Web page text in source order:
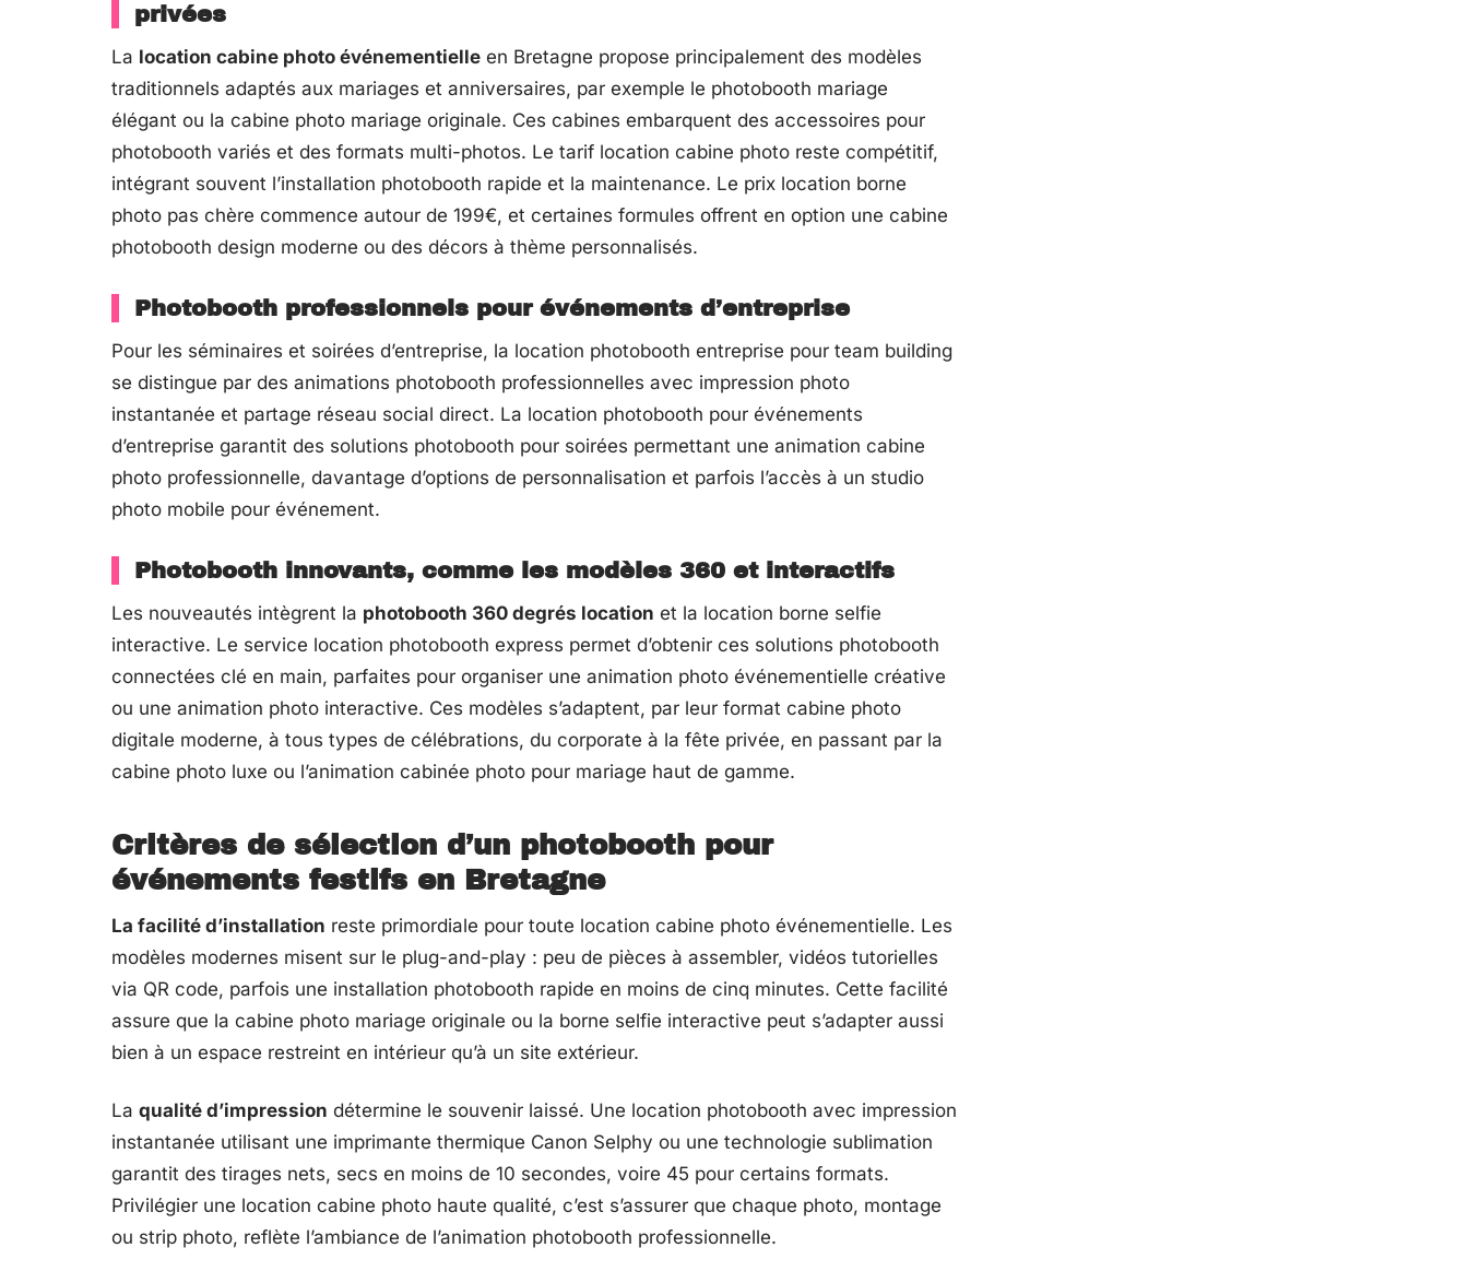
privées
La location cabine photo événementielle en Bretagne propose principalement des modèles
traditionnels adaptés aux mariages et anniversaires, par exemple le photobooth mariage
élégant ou la cabine photo mariage originale. Ces cabines embarquent des accessoires pour
photobooth variés et des formats multi-photos. Le tarif location cabine photo reste compétitif,
intégrant souvent l’installation photobooth rapide et la maintenance. Le prix location borne
photo pas chère commence autour de 199€, et certaines formules offrent en option une cabine
photobooth design moderne ou des décors à thème personnalisés.
Photobooth professionnels pour événements d’entreprise
Pour les séminaires et soirées d’entreprise, la location photobooth entreprise pour team building
se distingue par des animations photobooth professionnelles avec impression photo
instantanée et partage réseau social direct. La location photobooth pour événements
d’entreprise garantit des solutions photobooth pour soirées permettant une animation cabine
photo professionnelle, davantage d’options de personnalisation et parfois l’accès à un studio
photo mobile pour événement.
Photobooth innovants, comme les modèles 360 et interactifs
Les nouveautés intègrent la photobooth 360 degrés location et la location borne selfie
interactive. Le service location photobooth express permet d’obtenir ces solutions photobooth
connectées clé en main, parfaites pour organiser une animation photo événementielle créative
ou une animation photo interactive. Ces modèles s’adaptent, par leur format cabine photo
digitale moderne, à tous types de célébrations, du corporate à la fête privée, en passant par la
cabine photo luxe ou l’animation cabinée photo pour mariage haut de gamme.
Critères de sélection d’un photobooth pour
événements festifs en Bretagne
La facilité d’installation reste primordiale pour toute location cabine photo événementielle. Les
modèles modernes misent sur le plug-and-play : peu de pièces à assembler, vidéos tutorielles
via QR code, parfois une installation photobooth rapide en moins de cinq minutes. Cette facilité
assure que la cabine photo mariage originale ou la borne selfie interactive peut s’adapter aussi
bien à un espace restreint en intérieur qu’à un site extérieur.
La qualité d’impression détermine le souvenir laissé. Une location photobooth avec impression
instantanée utilisant une imprimante thermique Canon Selphy ou une technologie sublimation
garantit des tirages nets, secs en moins de 10 secondes, voire 45 pour certains formats.
Privilégier une location cabine photo haute qualité, c’est s’assurer que chaque photo, montage
ou strip photo, reflète l’ambiance de l’animation photobooth professionnelle.